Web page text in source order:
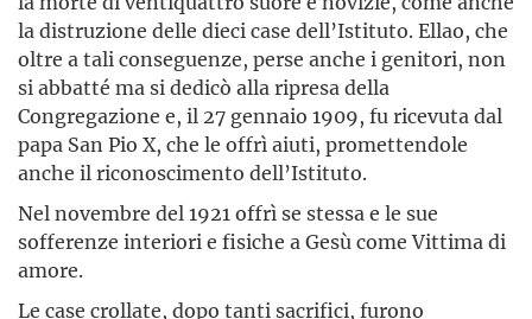
la distruzione delle dieci case dell’Istituto. Ellao, che
oltre a tali conseguenze, perse anche i genitori, non
si abbatté ma si dedicò alla ripresa della
Congregazione e, il 27 gennaio 1909, fu ricevuta dal
papa San Pio X, che le offrì aiuti, promettendole
anche il riconoscimento dell’Istituto.
Nel novembre del 1921 offrì se stessa e le sue
sofferenze interiori e fisiche a Gesù come Vittima di
amore.
Le case crollate, dopo tanti sacrifici, furono